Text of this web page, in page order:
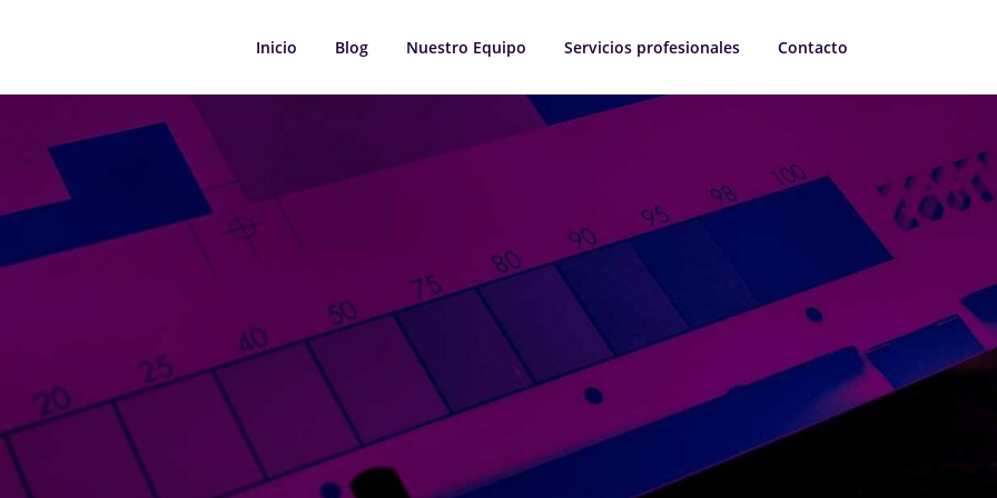
Inicio Blog Nuestro Equipo Servicios profesionales Contacto